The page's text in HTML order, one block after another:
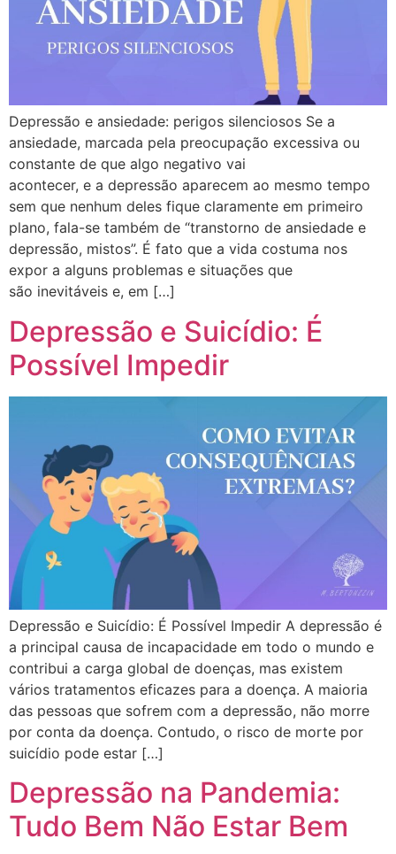
Depressão e ansiedade: perigos silenciosos Se a
ansiedade, marcada pela preocupação excessiva ou
constante de que algo negativo vai
acontecer, e a depressão aparecem ao mesmo tempo
sem que nenhum deles fique claramente em primeiro
plano, fala-se também de “transtorno de ansiedade e
depressão, mistos”. É fato que a vida costuma nos
expor a alguns problemas e situações que
são inevitáveis e, em […]
Depressão e Suicídio: É
Possível Impedir
Depressão e Suicídio: É Possível Impedir A depressão é
a principal causa de incapacidade em todo o mundo e
contribui a carga global de doenças, mas existem
vários tratamentos eficazes para a doença. A maioria
das pessoas que sofrem com a depressão, não morre
por conta da doença. Contudo, o risco de morte por
suicídio pode estar […]
Depressão na Pandemia:
Tudo Bem Não Estar Bem